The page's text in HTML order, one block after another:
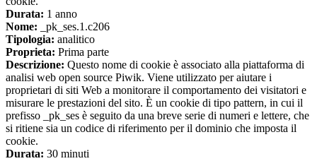
Durata: 1 anno
Nome: _pk_ses.1.c206
Tipologia: analitico
Proprieta: Prima parte
Descrizione: Questo nome di cookie è associato alla piattaforma di
analisi web open source Piwik. Viene utilizzato per aiutare i
proprietari di siti Web a monitorare il comportamento dei visitatori e
misurare le prestazioni del sito. È un cookie di tipo pattern, in cui il
prefisso _pk_ses è seguito da una breve serie di numeri e lettere, che
si ritiene sia un codice di riferimento per il dominio che imposta il
cookie.
Durata: 30 minuti